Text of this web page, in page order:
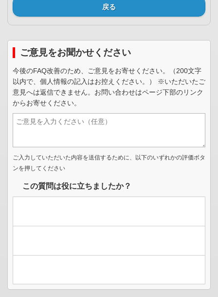
戻る
ご意見をお聞かせください
今後のFAQ改善のため、ご意見をお寄せください。（200文字
以内で、個人情報の記入はお控えください。） ※いただいたご
意見へは返信できません。お問い合わせはページ下部のリンク
からお寄せください。
ご入力していただいた内容を送信するために、以下のいずれかの評価ボタ
ンを押してください
この質問は役に立ちましたか？